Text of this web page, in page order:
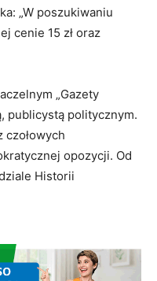
„W poszukiwaniu
cenie 15 zł oraz
„Gazety
publicystą politycznym.
czołowych
opozycji. Od
Historii